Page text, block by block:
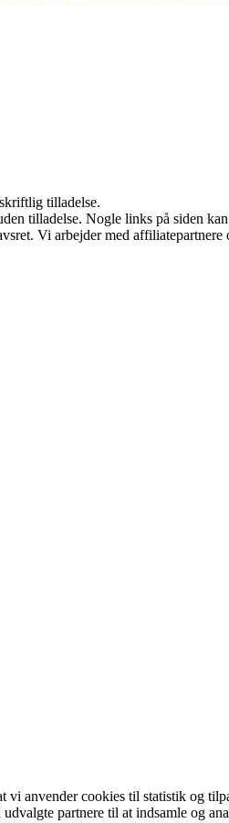
tilladelse.
tilladelse. Nogle links på siden
Vi arbejder med
vi anvender cookies til statistik og
partnere til at indsamle og